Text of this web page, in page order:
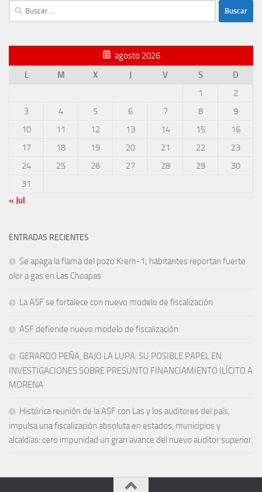
Buscar:
agosto 2026
L
M X J V S
D
1
2
3
4 5 6 7 8
9
10
11 12 13 14 15
16
17
18 19 20 21 22
23
24
25 26 27 28 29
30
31
« Jul
ENTRADAS RECIENTES
Se apaga la flama del pozo Krem-1; habitantes reportan fuerte
olor a gas en Las Choapas
La ASF se fortalece con nuevo modelo de fiscalización
ASF defiende nuevo modelo de fiscalización
GERARDO PEÑA, BAJO LA LUPA: SU POSIBLE PAPEL EN
INVESTIGACIONES SOBRE PRESUNTO FINANCIAMIENTO ILÍCITO A
MORENA
Histórica reunión de la ASF con Las y los auditores del país,
impulsa una fiscalización absoluta en estados, municipios y
alcaldías: cero impunidad un gran avance del nuevo auditor superior.